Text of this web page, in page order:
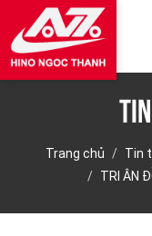
Trang chủ Tin
TRI ÂN